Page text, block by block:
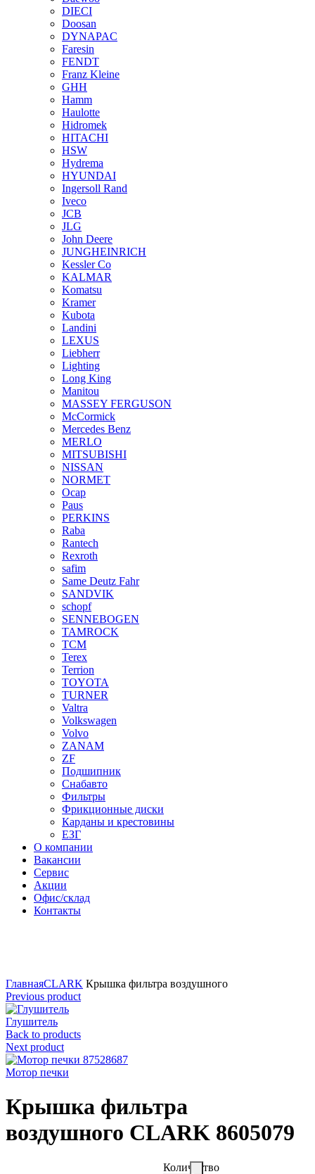
DIECI
Doosan
DYNAPAC
Faresin
FENDT
Franz Kleine
GHH
Hamm
Haulotte
Hidromek
HITACHI
HSW
Hydrema
HYUNDAI
Ingersoll Rand
Iveco
JCB
JLG
John Deere
JUNGHEINRICH
Kessler Co
KALMAR
Komatsu
Kramer
Kubota
Landini
LEXUS
Liebherr
Lighting
Long King
Manitou
MASSEY FERGUSON
McCormick
Mercedes Benz
MERLO
MITSUBISHI
NISSAN
NORMET
Ocap
Paus
PERKINS
Raba
Rantech
Rexroth
safim
Same Deutz Fahr
SANDVIK
schopf
SENNEBOGEN
TAMROCK
TCM
Terex
Terrion
TOYOTA
TURNER
Valtra
Volkswagen
Volvo
ZANAM
ZF
Подшипник
Снабавто
Фильтры
Фрикционные диски
Карданы и крестовины
ЕЗГ
О компании
Вакансии
Сервис
Акции
Офис/склад
Контакты
ГлавнаяCLARK Крышка фильтра воздушного
Previous product
Глушитель
Back to products
Next product
Мотор печки
Крышка фильтра
воздушного CLARK 8605079
Количество